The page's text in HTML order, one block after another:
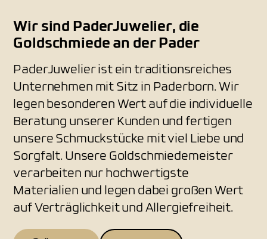
Wir sind PaderJuwelier, die
Goldschmiede an der Pader
PaderJuwelier ist ein traditionsreiches
Unternehmen mit Sitz in Paderborn. Wir
legen besonderen Wert auf die individuelle
Beratung unserer Kunden und fertigen
unsere Schmuckstücke mit viel Liebe und
Sorgfalt. Unsere Goldschmiedemeister
verarbeiten nur hochwertigste
Materialien und legen dabei großen Wert
auf Verträglichkeit und Allergiefreiheit.